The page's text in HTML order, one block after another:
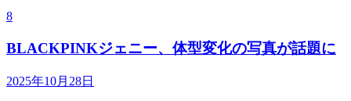
8
BLACKPINKジェニー、体型変化の写真が話題に
2025年10月28日